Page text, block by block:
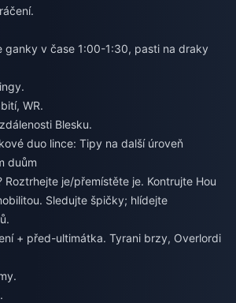
ganky v čase 1:00-1:30, pasti na draky
WR.
Blesku.
duo lince: Tipy na další úroveň
duům
Roztrhejte je/přemístěte je. Kontrujte Hou
Sledujte špičky; hlídejte
+ před-ultimátka. Tyrani brzy, Overlordi